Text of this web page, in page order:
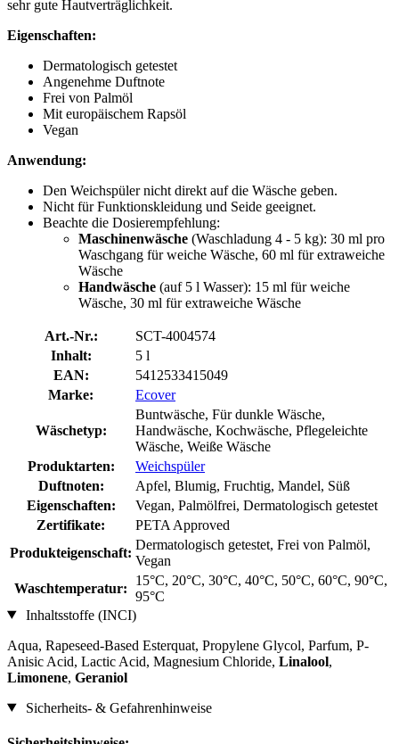
sehr gute Hautverträglichkeit.
Eigenschaften:
Dermatologisch getestet
Angenehme Duftnote
Frei von Palmöl
Mit europäischem Rapsöl
Vegan
Anwendung:
Den Weichspüler nicht direkt auf die Wäsche geben.
Nicht für Funktionskleidung und Seide geeignet.
Beachte die Dosierempfehlung:
Maschinenwäsche (Waschladung 4 - 5 kg): 30 ml pro
Waschgang für weiche Wäsche, 60 ml für extraweiche
Wäsche
Handwäsche (auf 5 l Wasser): 15 ml für weiche
Wäsche, 30 ml für extraweiche Wäsche
Art.-Nr.:
SCT-4004574
Inhalt:
5 l
EAN:
5412533415049
Marke:
Ecover
Wäschetyp:
Buntwäsche, Für dunkle Wäsche,
Handwäsche, Kochwäsche, Pflegeleichte
Wäsche, Weiße Wäsche
Produktarten:
Weichspüler
Duftnoten:
Apfel, Blumig, Fruchtig, Mandel, Süß
Eigenschaften:
Vegan, Palmölfrei, Dermatologisch getestet
Zertifikate:
PETA Approved
Produkteigenschaft:
Dermatologisch getestet, Frei von Palmöl,
Vegan
Waschtemperatur:
15°C, 20°C, 30°C, 40°C, 50°C, 60°C, 90°C,
95°C
Inhaltsstoffe (INCI)
Aqua, Rapeseed-Based Esterquat, Propylene Glycol, Parfum, P-
Anisic Acid, Lactic Acid, Magnesium Chloride, Linalool,
Limonene, Geraniol
Sicherheits- & Gefahrenhinweise